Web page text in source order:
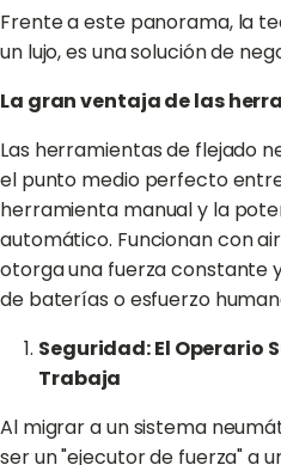
Frente a este panorama, la
un lujo, es una solución de
La gran ventaja de las
Las herramientas de flejado
el punto medio perfecto
herramienta manual y la
automático. Funcionan con
otorga una fuerza constante
de baterías o esfuerzo
Seguridad: El Operario
Trabaja
Al migrar a un sistema
ser un "ejecutor de fuerza" a